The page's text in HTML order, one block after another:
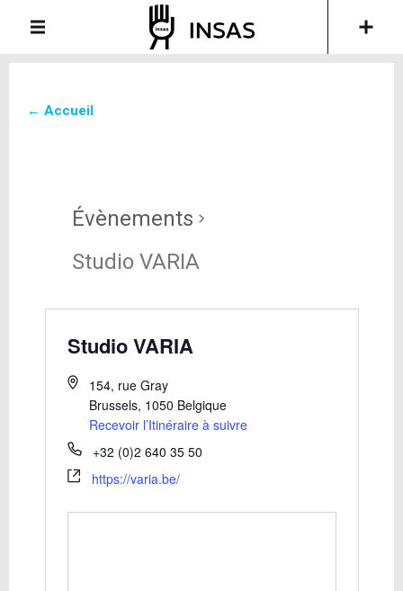
← Accueil
Évènements
Studio VARIA
Studio VARIA
154, rue Gray
Brussels, 1050 Belgique
Recevoir l’Itinéraire à suivre
+32 (0)2 640 35 50
https://varia.be/